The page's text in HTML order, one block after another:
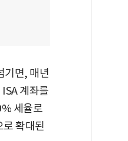
기면, 매년
계좌를
세율로
확대된